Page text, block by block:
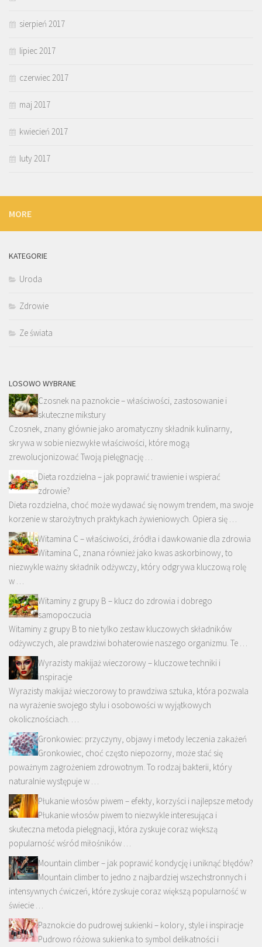
sierpień 2017
lipiec 2017
czerwiec 2017
maj 2017
kwiecień 2017
luty 2017
MORE
KATEGORIE
Uroda
Zdrowie
Ze świata
LOSOWO WYBRANE
Czosnek na paznokcie – właściwości, zastosowanie i
skuteczne mikstury
Czosnek, znany głównie jako aromatyczny składnik kulinarny,
skrywa w sobie niezwykłe właściwości, które mogą
zrewolucjonizować Twoją pielęgnację …
Dieta rozdzielna – jak poprawić trawienie i wspierać
zdrowie?
Dieta rozdzielna, choć może wydawać się nowym trendem, ma swoje
korzenie w starożytnych praktykach żywieniowych. Opiera się …
Witamina C – właściwości, źródła i dawkowanie dla zdrowia
Witamina C, znana również jako kwas askorbinowy, to
niezwykle ważny składnik odżywczy, który odgrywa kluczową rolę
w …
Witaminy z grupy B – klucz do zdrowia i dobrego
samopoczucia
Witaminy z grupy B to nie tylko zestaw kluczowych składników
odżywczych, ale prawdziwi bohaterowie naszego organizmu. Te …
Wyrazisty makijaż wieczorowy – kluczowe techniki i
inspiracje
Wyrazisty makijaż wieczorowy to prawdziwa sztuka, która pozwala
na wyrażenie swojego stylu i osobowości w wyjątkowych
okolicznościach. …
Gronkowiec: przyczyny, objawy i metody leczenia zakażeń
Gronkowiec, choć często niepozorny, może stać się
poważnym zagrożeniem zdrowotnym. To rodzaj bakterii, który
naturalnie występuje w …
Płukanie włosów piwem – efekty, korzyści i najlepsze metody
Płukanie włosów piwem to niezwykle interesująca i
skuteczna metoda pielęgnacji, która zyskuje coraz większą
popularność wśród miłośników …
Mountain climber – jak poprawić kondycję i uniknąć błędów?
Mountain climber to jedno z najbardziej wszechstronnych i
intensywnych ćwiczeń, które zyskuje coraz większą popularność w
świecie …
Paznokcie do pudrowej sukienki – kolory, style i inspiracje
Pudrowo różowa sukienka to symbol delikatności i